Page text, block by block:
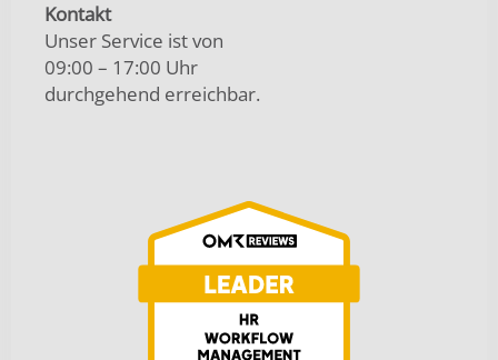
Kontakt
Unser Service ist von
09:00 – 17:00 Uhr
durchgehend erreichbar.